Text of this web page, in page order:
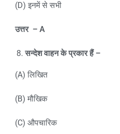
(D) इनमें से सभी
उत्तर– A
सन्देश वाहन के प्रकार हैं –
(A) लिखित
(B) मौखिक
(C) औपचारिक